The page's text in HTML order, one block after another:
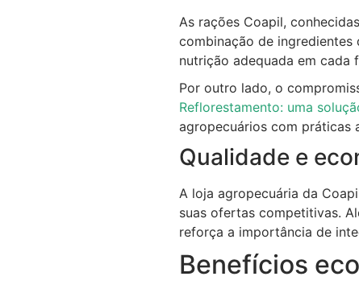
As rações Coapil,
combinação de ingredientes
nutrição adequada em cada
Por outro lado, o
Reflorestamento: uma
agropecuários com práticas
Qualidade e
A loja agropecuária da
suas ofertas competitivas.
reforça a importância de
Benefícios